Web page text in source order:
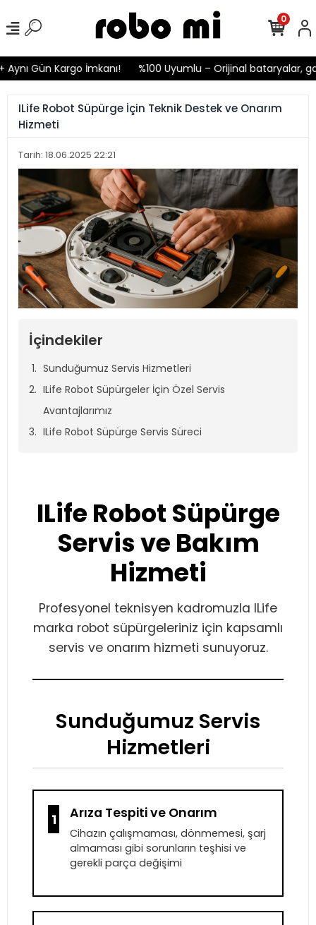
Kargo İmkanı! %100 Uyumlu – Orijinal bataryalar,
0
ILife Robot Süpürge İçin Teknik Destek ve Onarım
Hizmeti
Tarih: 18.06.2025 22:21
İçindekiler
Sunduğumuz Servis Hizmetleri
ILife Robot Süpürgeler İçin Özel Servis
Avantajlarımız
ILife Robot Süpürge Servis Süreci
ILife Robot Süpürge
Servis ve Bakım
Hizmeti
Profesyonel teknisyen kadromuzla ILife
marka robot süpürgeleriniz için kapsamlı
servis ve onarım hizmeti sunuyoruz.
Sunduğumuz Servis
Hizmetleri
1 Arıza Tespiti ve Onarım
Cihazın çalışmaması, dönmemesi, şarj
almaması gibi sorunların teşhisi ve
gerekli parça değişimi